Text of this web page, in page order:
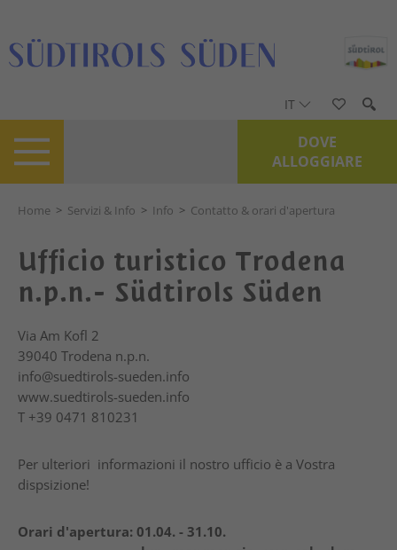
IT
DOVE
ALLOGGIARE
Home > Servizi & Info > Info > Contatto & orari d'apertura
Ufficio turistico Trodena
n.p.n.- Südtirols Süden
Via Am Kofl 2
39040 Trodena n.p.n.
info@suedtirols-sueden.info
www.suedtirols-sueden.info
T +39 0471 810231
Per ulteriori informazioni il nostro ufficio è a Vostra
dispsizione!
Orari d'apertura: 01.04. - 31.10.